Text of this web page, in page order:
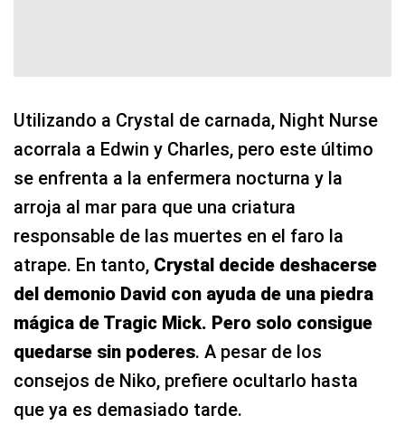
Utilizando a Crystal de carnada, Night Nurse
acorrala a Edwin y Charles, pero este último
se enfrenta a la enfermera nocturna y la
arroja al mar para que una criatura
responsable de las muertes en el faro la
atrape. En tanto, Crystal decide deshacerse
del demonio David con ayuda de una piedra
mágica de Tragic Mick. Pero solo consigue
quedarse sin poderes. A pesar de los
consejos de Niko, prefiere ocultarlo hasta
que ya es demasiado tarde.